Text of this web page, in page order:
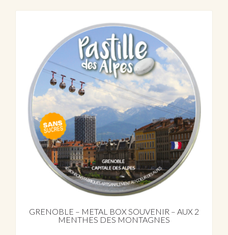
GRENOBLE – METAL BOX SOUVENIR – AUX 2
MENTHES DES MONTAGNES